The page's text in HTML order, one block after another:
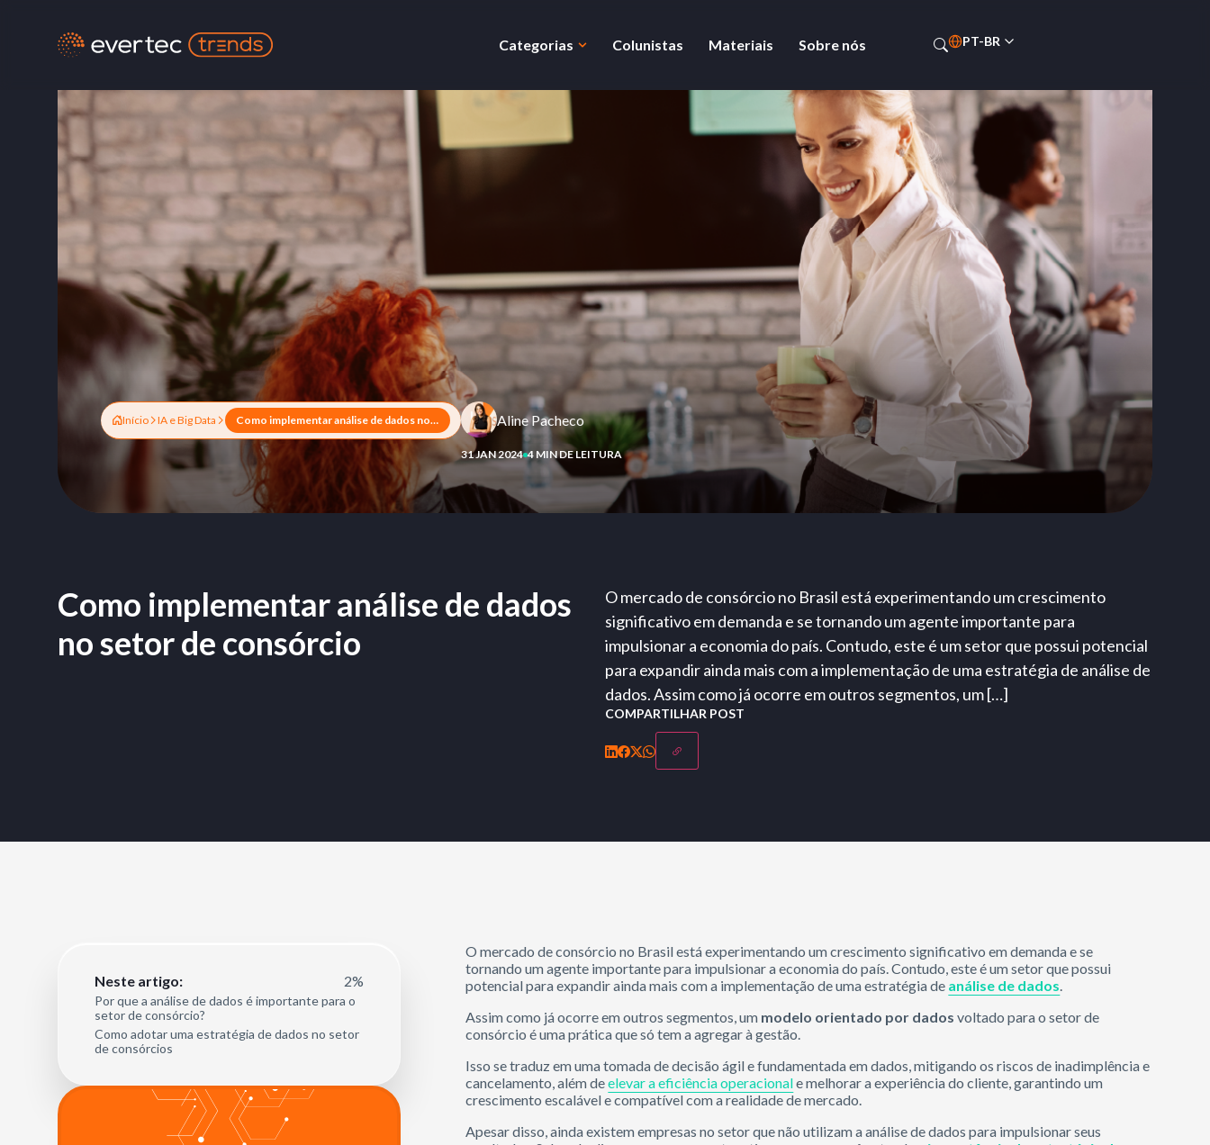
Categorias Colunistas Materiais Sobre nós PT-BR
Início IA e Big Data Como implementar análise de dados no setor de consórcio Aline Pacheco
31 JAN 2024 4 MIN DE LEITURA
Como implementar análise de dados
no setor de consórcio
O mercado de consórcio no Brasil está experimentando um crescimento
significativo em demanda e se tornando um agente importante para
impulsionar a economia do país. Contudo, este é um setor que possui potencial
para expandir ainda mais com a implementação de uma estratégia de análise de
dados. Assim como já ocorre em outros segmentos, um […]
COMPARTILHAR POST
Neste artigo: 2%
Por que a análise de dados é importante para o
setor de consórcio?
Como adotar uma estratégia de dados no setor
de consórcios
O mercado de consórcio no Brasil está experimentando um crescimento significativo em demanda e se
tornando um agente importante para impulsionar a economia do país. Contudo, este é um setor que possui
potencial para expandir ainda mais com a implementação de uma estratégia de análise de dados.
Assim como já ocorre em outros segmentos, um modelo orientado por dadosvoltado para o setor de
consórcio é uma prática que só tem a agregar à gestão.
Isso se traduz em uma tomada de decisão ágil e fundamentada em dados, mitigando os riscos de inadimplência e
cancelamento, além deelevar a eficiência operacionale melhorar a experiência do cliente, garantindo um
crescimento escalável e compatível com a realidade de mercado.
Apesar disso, ainda existem empresas no setor que não utilizam a análise de dados para impulsionar seus